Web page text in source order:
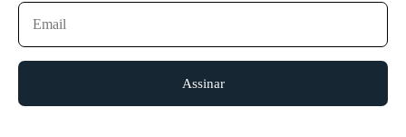
Assinar